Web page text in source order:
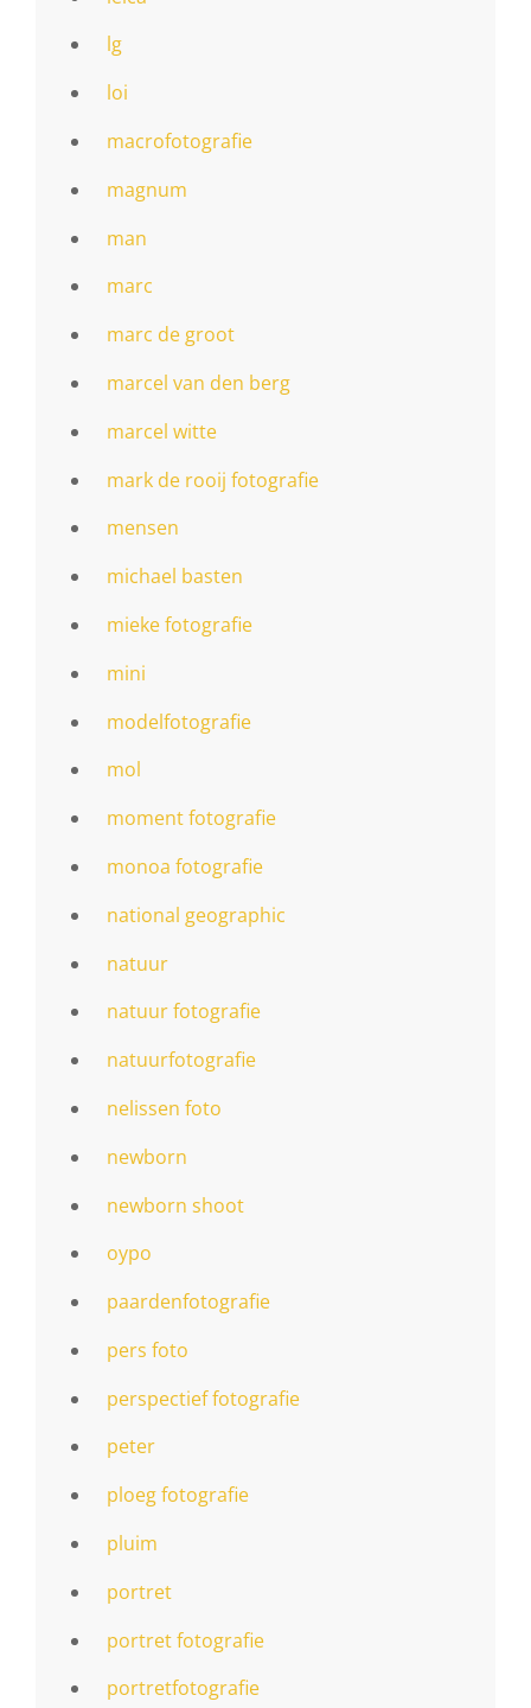
lg
loi
macrofotografie
magnum
man
marc
marc de groot
marcel van den berg
marcel witte
mark de rooij fotografie
mensen
michael basten
mieke fotografie
mini
modelfotografie
mol
moment fotografie
monoa fotografie
national geographic
natuur
natuur fotografie
natuurfotografie
nelissen foto
newborn
newborn shoot
oypo
paardenfotografie
pers foto
perspectief fotografie
peter
ploeg fotografie
pluim
portret
portret fotografie
portretfotografie